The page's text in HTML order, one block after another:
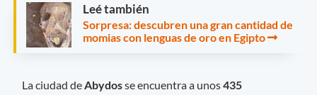
Leé también
Sorpresa: descubren una gran cantidad de
momias con lenguas de oro en Egipto
La ciudad deAbydosse encuentra a unos435